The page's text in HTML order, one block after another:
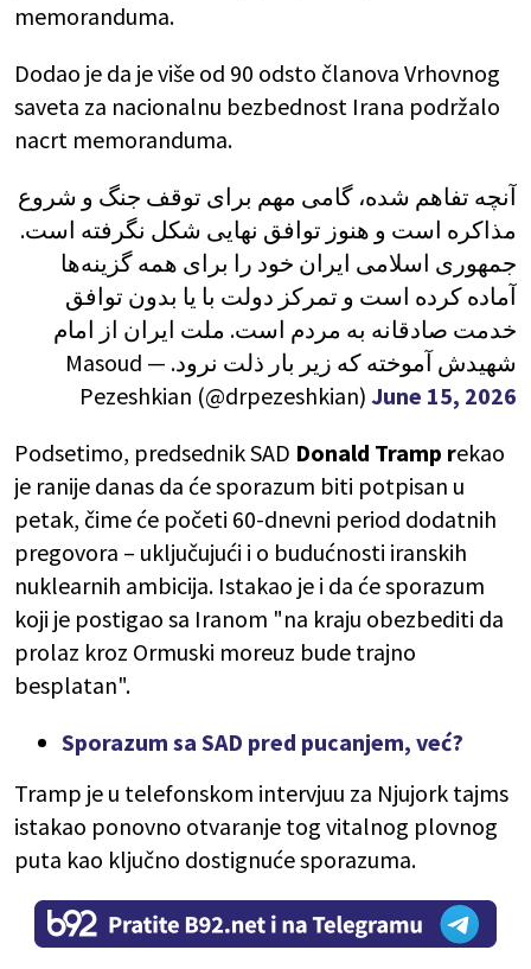
memoranduma.
Dodao je da je više od 90 odsto članova Vrhovnog
saveta za nacionalnu bezbednost Irana podržalo
nacrt memoranduma.
آنچه تفاهم شده، گامی مهم برای توقف جنگ و شروع
مذاکره است و هنوز توافق نهایی شکل نگرفته است.
جمهوری اسلامی ایران خود را برای همه گزینه‌ها
آماده کرده است و تمرکز دولت با یا بدون توافق
خدمت صادقانه به مردم است. ملت ایران از امام
شهیدش آموخته که زیر بار ذلت نرود. — Masoud
Pezeshkian (@drpezeshkian) June 15, 2026
Podsetimo, predsednik SAD Donald Tramp rekao
je ranije danas da će sporazum biti potpisan u
petak, čime će početi 60-dnevni period dodatnih
pregovora – uključujući i o budućnosti iranskih
nuklearnih ambicija. Istakao je i da će sporazum
koji je postigao sa Iranom "na kraju obezbediti da
prolaz kroz Ormuski moreuz bude trajno
besplatan".
Sporazum sa SAD pred pucanjem, već?
Tramp je u telefonskom intervjuu za Njujork tajms
istakao ponovno otvaranje tog vitalnog plovnog
puta kao ključno dostignuće sporazuma.